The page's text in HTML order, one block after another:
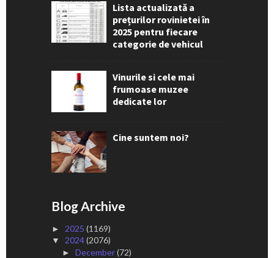
Lista actualizată a
prețurilor rovinietei în
2025 pentru fiecare
categorie de vehicul
Vinurile si cele mai
frumoase muzee
dedicate lor
Cine suntem noi?
Blog Archive
► 2025 (1169)
▼ 2024(2076)
► December(72)